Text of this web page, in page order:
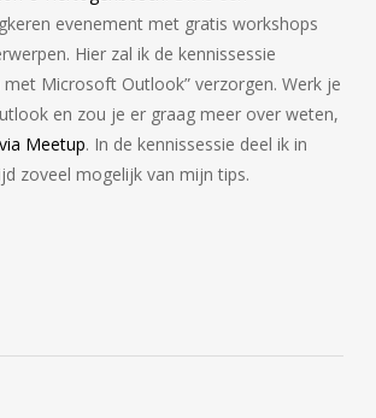
evenement met gratis workshops
Hier zal ik de kennissessie
met Microsoft Outlook” verzorgen. Werk je
en zou je er graag meer over weten,
Meetup. In de kennissessie deel ik in
zoveel mogelijk van mijn tips.